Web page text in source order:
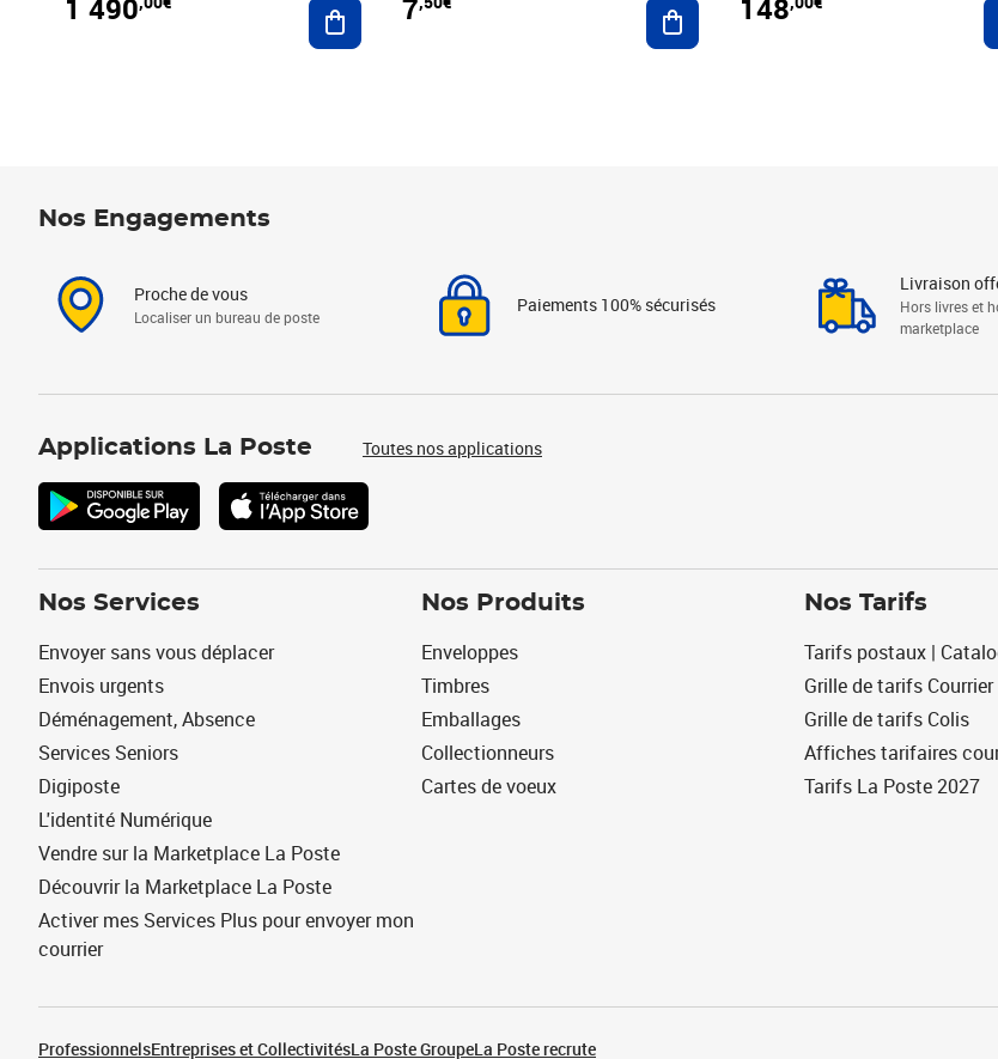
1 490 7 148
Nos Engagements
Proche de vous
Localiser un bureau de poste
Paiements 100% sécurisés
Livraison
Hors livres et
marketplace
Applications La Poste Toutes nos applications
Nos Services
Envoyer sans vous déplacer
Envois urgents
Déménagement, Absence
Services Seniors
Digiposte
L'identité Numérique
Vendre sur la Marketplace La Poste
Découvrir la Marketplace La Poste
Activer mes Services Plus pour envoyer mon
courrier
Nos Produits
Enveloppes
Timbres
Emballages
Collectionneurs
Cartes de voeux
Nos Tarifs
Tarifs postaux |
Grille de tarifs Courrier
Grille de tarifs Colis
Affiches tarifaires
Tarifs La Poste 2027
ProfessionnelsEntreprises et CollectivitésLa Poste GroupeLa Poste recrute